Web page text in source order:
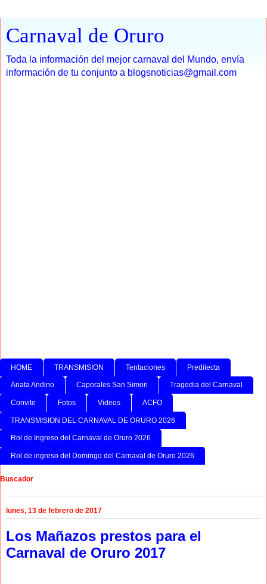
Carnaval de Oruro
Toda la información del mejor carnaval del Mundo, envía
información de tu conjunto a blogsnoticias@gmail.com
HOME TRANSMISION Tentaciones Predilecta
Anata Andino Caporales San Simon Tragedia del Carnaval
Convite Fotos Videos ACFO
TRANSMISION DEL CARNAVAL DE ORURO 2026
Rol de Ingreso del Carnaval de Oruro 2026
Rol de ingreso del Domingo del Carnaval de Oruro 2026
Buscador
lunes, 13 de febrero de 2017
Los Mañazos prestos para el
Carnaval de Oruro 2017